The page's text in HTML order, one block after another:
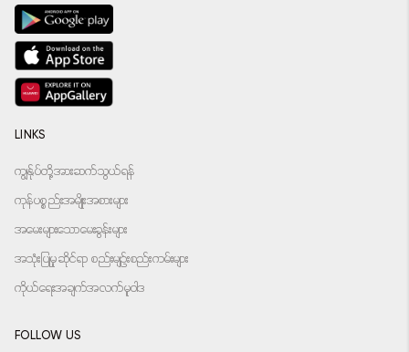
LINKS
ကျွန်ုပ်တို့အားဆက်သွယ်ရန်
ကုန်ပစ္စည်းအမျိုးအစားများ
အမေးများသောမေးခွန်းများ
အသုံးပြုမှုဆိုင်ရာ စည်းမျဉ်းစည်းကမ်းများ
ကိုယ်ရေးအချက်အလက်မူဝါဒ
FOLLOW US